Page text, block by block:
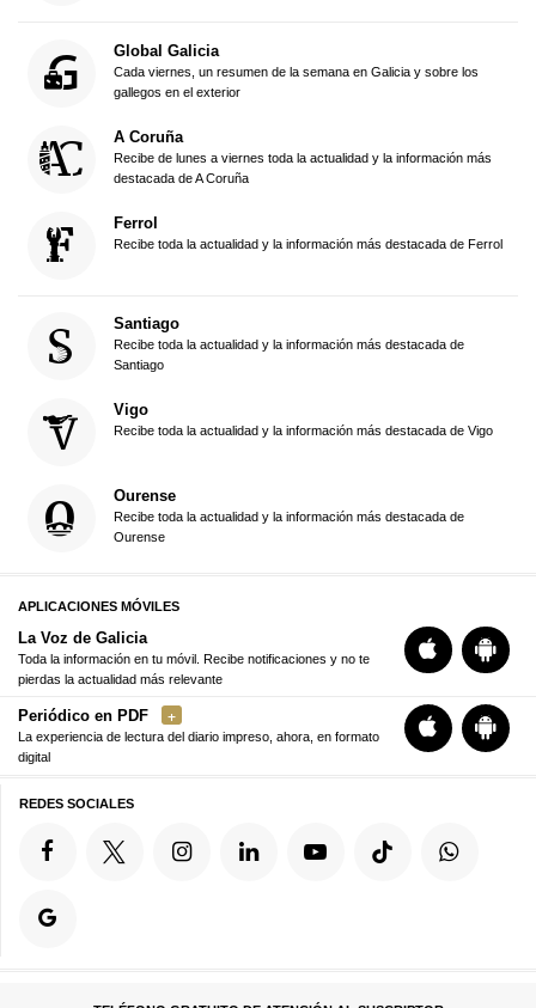
Global Galicia
Cada viernes, un resumen de la semana en Galicia y sobre los
gallegos en el exterior
A Coruña
Recibe de lunes a viernes toda la actualidad y la información más
destacada de A Coruña
Ferrol
Recibe toda la actualidad y la información más destacada de Ferrol
Santiago
Recibe toda la actualidad y la información más destacada de
Santiago
Vigo
Recibe toda la actualidad y la información más destacada de Vigo
Ourense
Recibe toda la actualidad y la información más destacada de
Ourense
APLICACIONES MÓVILES
La Voz de Galicia
Toda la información en tu móvil. Recibe notificaciones y no te
pierdas la actualidad más relevante
Periódico en PDF
La experiencia de lectura del diario impreso, ahora, en formato
digital
REDES SOCIALES